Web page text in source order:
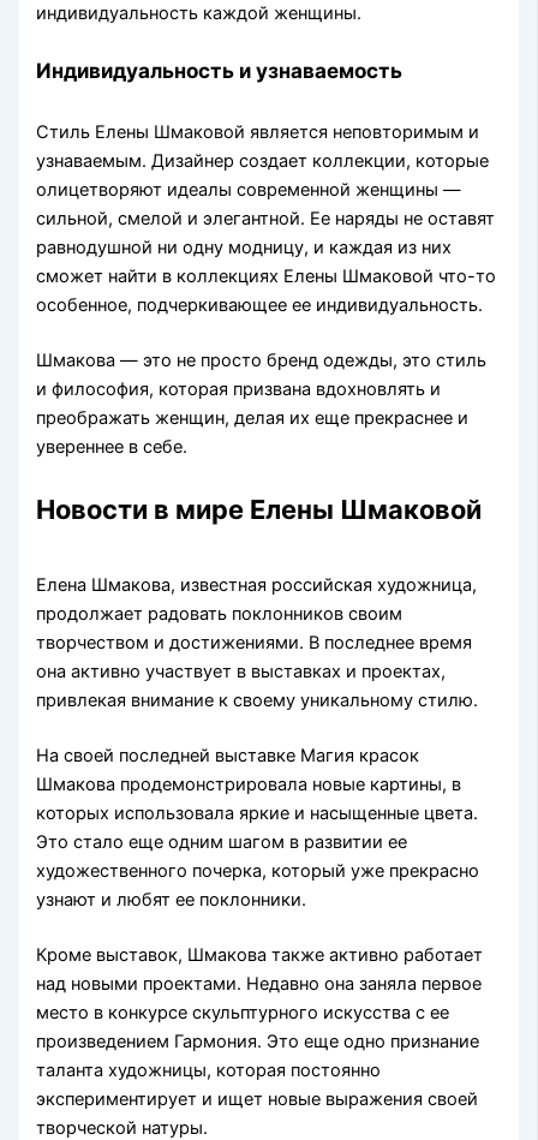
индивидуальность каждой женщины.
Индивидуальность и узнаваемость
Стиль Елены Шмаковой является неповторимым и
узнаваемым. Дизайнер создает коллекции, которые
олицетворяют идеалы современной женщины —
сильной, смелой и элегантной. Ее наряды не оставят
равнодушной ни одну модницу, и каждая из них
сможет найти в коллекциях Елены Шмаковой что-то
особенное, подчеркивающее ее индивидуальность.
Шмакова — это не просто бренд одежды, это стиль
и философия, которая призвана вдохновлять и
преображать женщин, делая их еще прекраснее и
увереннее в себе.
Новости в мире Елены Шмаковой
Елена Шмакова, известная российская художница,
продолжает радовать поклонников своим
творчеством и достижениями. В последнее время
она активно участвует в выставках и проектах,
привлекая внимание к своему уникальному стилю.
На своей последней выставке Магия красок
Шмакова продемонстрировала новые картины, в
которых использовала яркие и насыщенные цвета.
Это стало еще одним шагом в развитии ее
художественного почерка, который уже прекрасно
узнают и любят ее поклонники.
Кроме выставок, Шмакова также активно работает
над новыми проектами. Недавно она заняла первое
место в конкурсе скульптурного искусства с ее
произведением Гармония. Это еще одно признание
таланта художницы, которая постоянно
экспериментирует и ищет новые выражения своей
творческой натуры.